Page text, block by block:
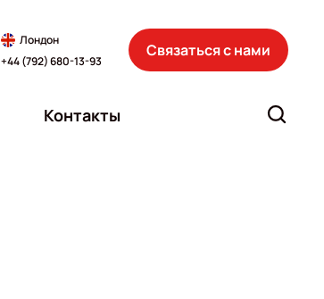
Лондон
+44 (792) 680-13-93
Связаться с нами
Контакты